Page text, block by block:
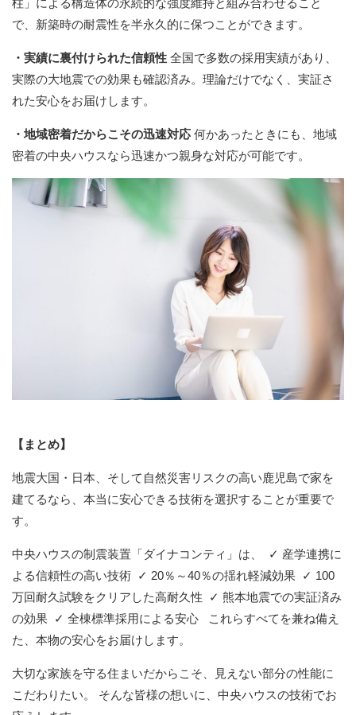
柱」による構造体の永続的な強度維持と組み合わせること
で、新築時の耐震性を半永久的に保つことができます。
・実績に裏付けられた信頼性 全国で多数の採用実績があり、
実際の大地震での効果も確認済み。理論だけでなく、実証さ
れた安心をお届けします。
・地域密着だからこその迅速対応 何かあったときにも、地域
密着の中央ハウスなら迅速かつ親身な対応が可能です。
【まとめ】
地震大国・日本、そして自然災害リスクの高い鹿児島で家を
建てるなら、本当に安心できる技術を選択することが重要で
す。
中央ハウスの制震装置「ダイナコンティ」は、
✓ 産学連携に
よる信頼性の高い技術 ✓ 20％～40％の揺れ軽減効果 ✓ 100
万回耐久試験をクリアした高耐久性
✓ 熊本地震での実証済み
の効果 ✓ 全棟標準採用による安心
これらすべてを兼ね備え
た、本物の安心をお届けします。
大切な家族を守る住まいだからこそ、見えない部分の性能に
こだわりたい。 そんな皆様の想いに、中央ハウスの技術でお